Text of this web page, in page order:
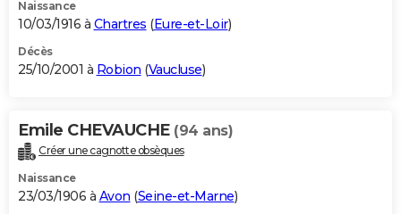
Naissance
10/03/1916 à Chartres (Eure-et-Loir)
Décès
25/10/2001 à Robion (Vaucluse)
Emile CHEVAUCHE (94 ans)
Créer une cagnotte obsèques
Naissance
23/03/1906 à Avon (Seine-et-Marne)